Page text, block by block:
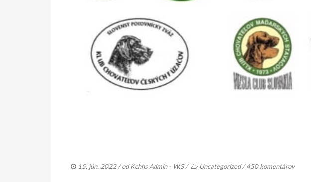
15. jún. 2022/ odKchhs Admin - W.S/ Uncategorized/450 komentárov